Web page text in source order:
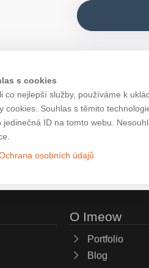
s cookies
co nejlepší služby, používáme k
cookies. Souhlas s těmito
jedinečná ID na tomto webu.
osobních údajů
O Imeow
Portfolio
Blog